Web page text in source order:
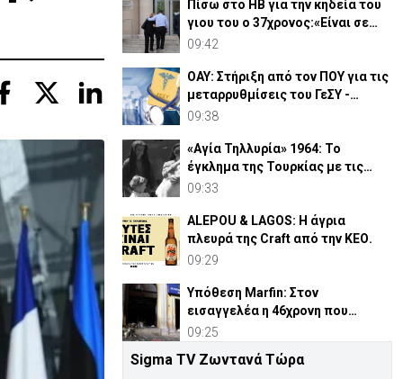
Πίσω στο ΗΒ για την κηδεία του
γιου του ο 37χρονος:«Είναι σε
άσχημη κατάσταση»
09:42
ΟΑΥ: Στήριξη από τον ΠΟΥ για τις
μεταρρυθμίσεις του ΓεΣΥ -
Θετική η αποτίμηση
09:38
«Αγία Τηλλυρία» 1964: Το
έγκλημα της Τουρκίας με τις
βόμβες ναπάλμ (ΒΙΝΤΕΟ)
09:33
ALEPOU & LAGOS: Η άγρια
πλευρά της Craft από την ΚΕΟ.
09:29
Υπόθεση Marfin: Στον
εισαγγελέα η 46χρονη που
κατηγορείται για την επίθεση
09:25
Το μέλλον των online πληρωμών
Sigma TV Ζωντανά Τώρα